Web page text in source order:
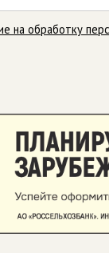
на обработку